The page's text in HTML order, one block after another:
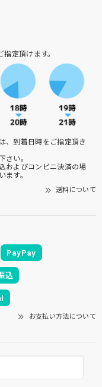
定頂けます。
、到着日時をご指定頂き
さい。
およびコンビニ決済の場
ます。
送料について
PayPay
込
お支払い方法について